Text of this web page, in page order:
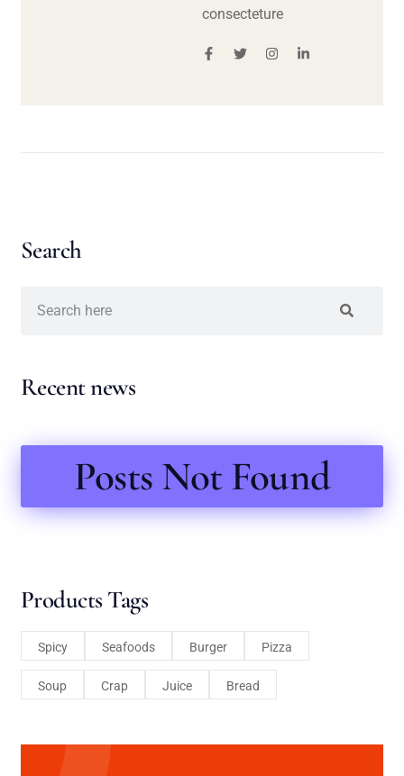
consecteture
Search
Recent news
Posts Not Found
Products Tags
Spicy Seafoods Burger Pizza
Soup Crap Juice Bread